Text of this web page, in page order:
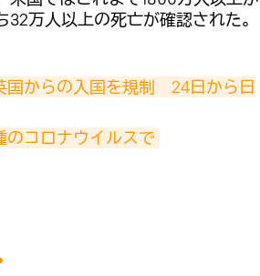
万人以上の死亡が確認された。
からの入国を規制　24日から日
のコロナウイルスで